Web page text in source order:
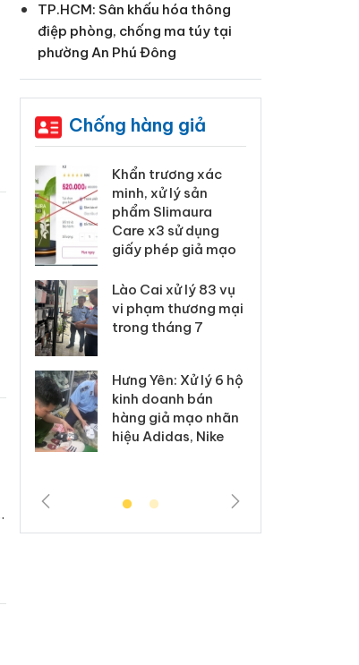
TP.HCM: Sân khấu hóa thông
điệp phòng, chống ma túy tại
phường An Phú Đông
Chống hàng giả
Khẩn trương xác
minh, xử lý sản
phẩm Slimaura
Care x3 sử dụng
giấy phép giả mạo
Lào Cai xử lý 83 vụ
vi phạm thương mại
trong tháng 7
Hưng Yên: Xử lý 6 hộ
kinh doanh bán
hàng giả mạo nhãn
hiệu Adidas, Nike